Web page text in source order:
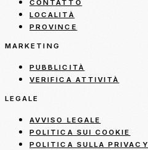
CONTATTO
LOCALITÀ
PROVINCE
MARKETING
PUBBLICITÀ
VERIFICA ATTIVITÀ
LEGALE
AVVISO LEGALE
POLITICA SUI COOKIE
POLITICA SULLA PRIVACY